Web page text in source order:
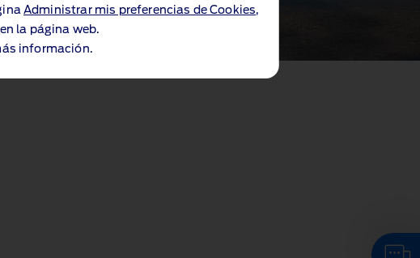
Administrar mis preferencias de Cookies,
la página web.
información.